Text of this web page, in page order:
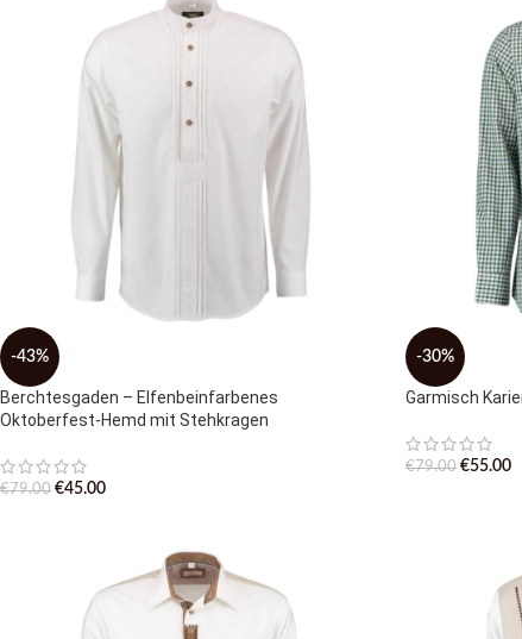
-43%
Berchtesgaden – Elfenbeinfarbenes
Oktoberfest-Hemd mit Stehkragen
€79.00 €45.00
-30%
Garmisch
€79.00 €55.00